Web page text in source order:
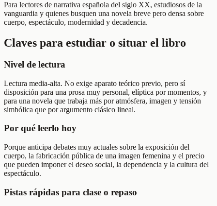
Para lectores de narrativa española del siglo XX, estudiosos de la
vanguardia y quienes busquen una novela breve pero densa sobre
cuerpo, espectáculo, modernidad y decadencia.
Claves para estudiar o situar el libro
Nivel de lectura
Lectura media-alta. No exige aparato teórico previo, pero sí
disposición para una prosa muy personal, elíptica por momentos, y
para una novela que trabaja más por atmósfera, imagen y tensión
simbólica que por argumento clásico lineal.
Por qué leerlo hoy
Porque anticipa debates muy actuales sobre la exposición del
cuerpo, la fabricación pública de una imagen femenina y el precio
que pueden imponer el deseo social, la dependencia y la cultura del
espectáculo.
Pistas rápidas para clase o repaso